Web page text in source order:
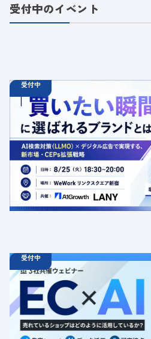
受付中のイベント
受付中
オフラインイベント
【オフラインイベント】「買い
ンドとは？AI検索対策（LLMO
る、新市場・CEPs拡張戦略
定員数：50名
金額：無料
場所：東京都渋谷区千駄ヶ谷5-
WeWork内 最寄り：新宿駅・代々
交流会 共催 AI LLMO デジタルマーケティン
受付中
ウェビナー
【無料セミナー】EC × AI 売れ
に活用しているか？ 「集客（
「顧客接点」